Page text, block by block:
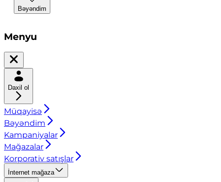
Bəyəndim
Menyu
Daxil ol
Müqayisə
Bəyəndim
Kampaniyalar
Mağazalar
Korporativ satışlar
İnternet mağaza